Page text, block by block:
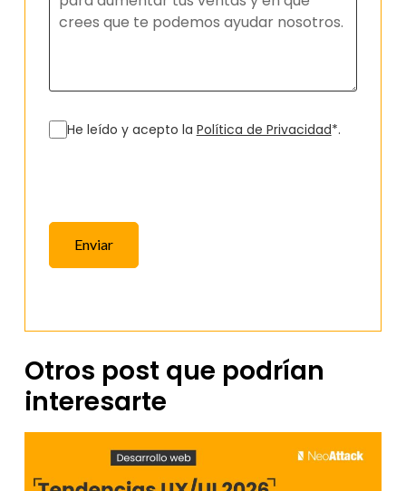
He leído y acepto la Política de Privacidad*.
Enviar
Otros post que podrían
interesarte